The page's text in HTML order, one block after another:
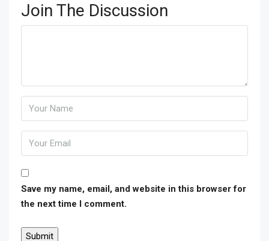
Join The Discussion
Save my name, email, and website in this browser for
the next time I comment.